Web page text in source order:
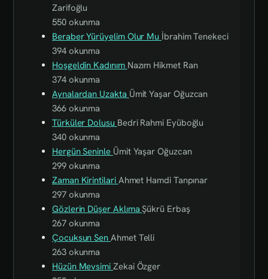
Zarifoğlu
550 okunma
Beraber Yürüyelim Olur Mu İbrahim Tenekeci
394 okunma
Hoşgeldin Kadınım Nazım Hikmet Ran
374 okunma
Aynalardan Uzakta Ümit Yaşar Oğuzcan
366 okunma
Türküler Dolusu Bedri Rahmi Eyüboğlu
340 okunma
Hergün Seninle Ümit Yaşar Oğuzcan
299 okunma
Zaman Kirintilari Ahmet Hamdi Tanpınar
297 okunma
Gözlerin Düşer AklımaŞükrü Erbaş
267 okunma
Çocuksun SenAhmet Telli
263 okunma
Hüzün Mevsimi Zekai Özger